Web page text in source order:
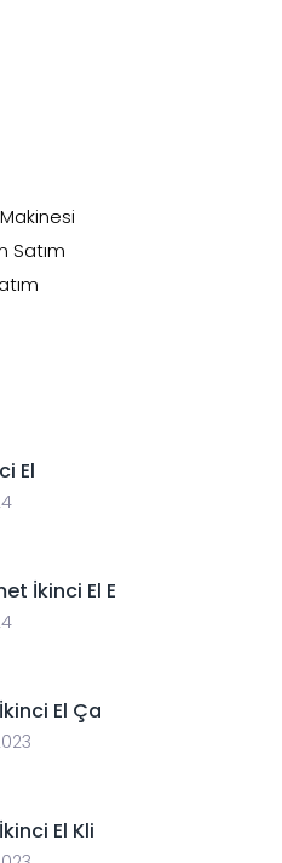
Satım
El
İkinci El E
El Ça
El Kli